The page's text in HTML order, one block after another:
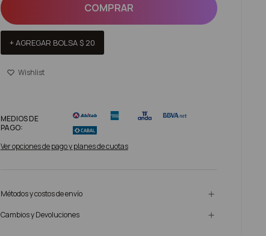
COMPRAR
+ AGREGAR BOLSA$ 20
MEDIOS DE
PAGO:
Ver opciones de pago y planes de cuotas
Métodos y costos de envío
Cambios y Devoluciones